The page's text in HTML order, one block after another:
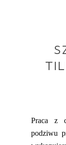
Praca z
podziwu